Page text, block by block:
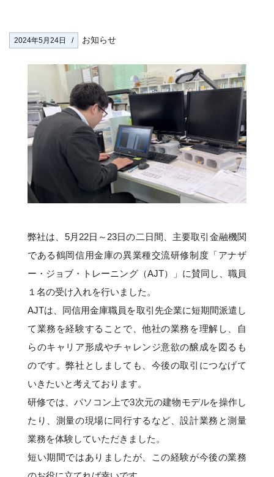
2024年5月24日 お知らせ
弊社は、5月22日～23日の二日間、主要取引金融機関
である鶴岡信用金庫の異業種交流研修制度「アナザ
ー・ジョブ・トレーニング（AJT）」に賛同し、職員
１名の受け入れを行いました。
AJTは、同信用金庫職員を取引先企業に短期間派遣し
て業務を経験することで、他社の業務を理解し、自
らのキャリア形成やチャレンジ意欲の醸成を図るも
のです。弊社としましても、今後の取引につなげて
いきたいと考えております。
研修では、パソコン上で3次元の建物モデルを操作し
たり、測量の現場に同行するなど、設計業務と測量
業務を体験していただきました。
短い期間ではありましたが、この経験が今後の業務